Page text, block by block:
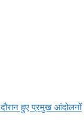
हुए प्रमुख आंदोलनों